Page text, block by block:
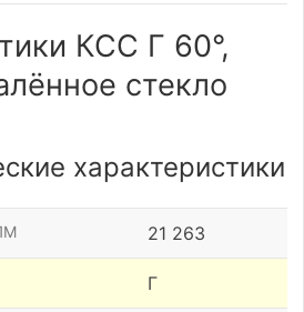
КСС Г 60°,
стекло
характеристики
21 263
Г